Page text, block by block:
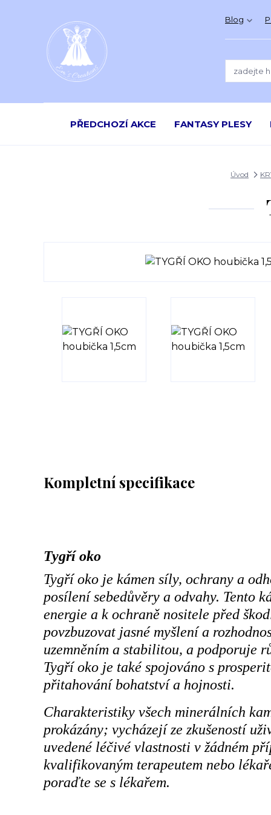
Blog
PŘEDCHOZÍ AKCE FANTASY PLESY
Úvod
Kompletní specifikace
Tygří oko
Tygří oko je kámen síly, ochrany a
posílení sebedůvěry a odvahy. Tento
energie a k ochraně nositele před
povzbuzovat jasné myšlení a
uzemněním a stabilitou, a podporuje
Tygří oko je také spojováno s
přitahování bohatství a hojnosti.
Charakteristiky všech minerálních
prokázány; vycházejí ze zkušeností
uvedené léčivé vlastnosti v žádném
kvalifikovaným terapeutem nebo
poraďte se s lékařem.